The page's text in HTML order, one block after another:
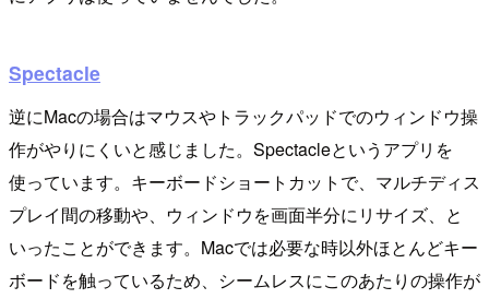
Spectacle
逆にMacの場合はマウスやトラックパッドでのウィンドウ操
作がやりにくいと感じました。Spectacleというアプリを
使っています。キーボードショートカットで、マルチディス
プレイ間の移動や、ウィンドウを画面半分にリサイズ、と
いったことができます。Macでは必要な時以外ほとんどキー
ボードを触っているため、シームレスにこのあたりの操作が